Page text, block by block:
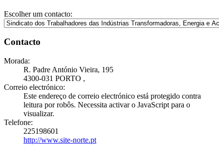
Escolher um contacto:
Contacto
Morada:
R. Padre António Vieira, 195
4300-031 PORTO ,
Correio electrónico:
Este endereço de correio electrónico está protegido contra
leitura por robôs. Necessita activar o JavaScript para o
visualizar.
Telefone:
225198601
http://www.site-norte.pt